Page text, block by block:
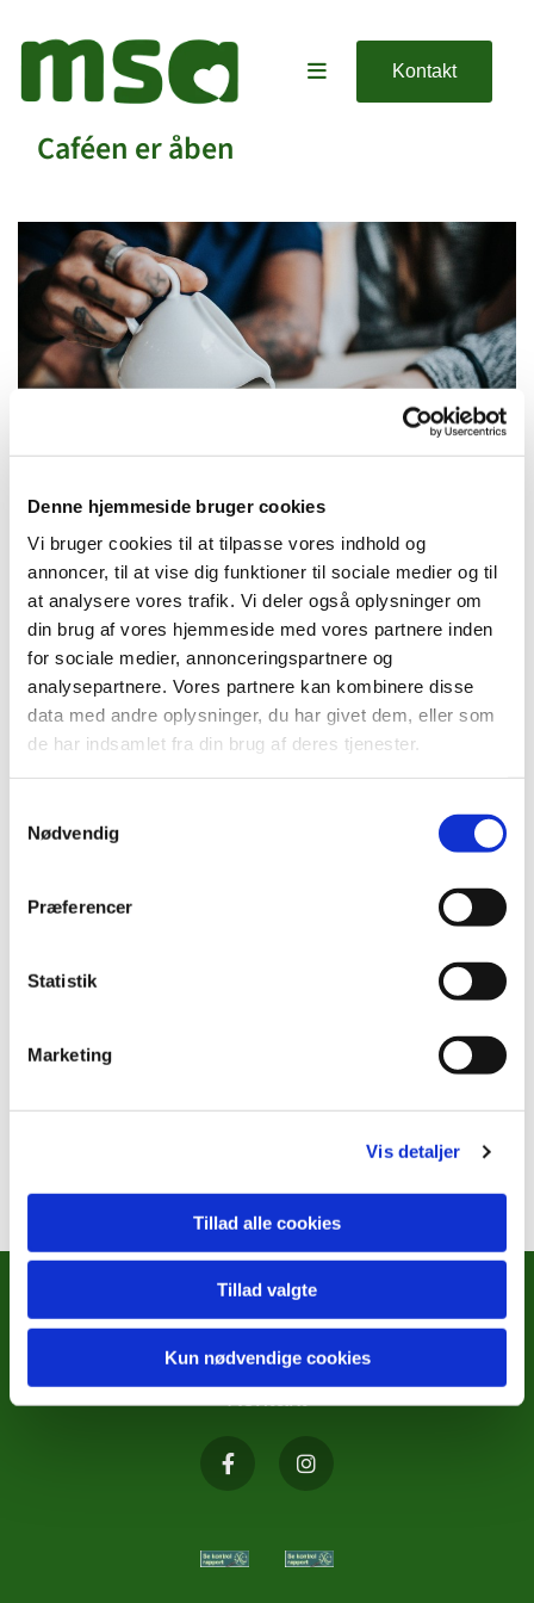
Denne hjemmeside bruger cookies
Vi bruger cookies til at tilpasse vores indhold og
annoncer, til at vise dig funktioner til sociale medier og til
at analysere vores trafik. Vi deler også oplysninger om
din brug af vores hjemmeside med vores partnere inden
for sociale medier, annonceringspartnere og
analysepartnere. Vores partnere kan kombinere disse
data med andre oplysninger, du har givet dem, eller som
de har indsamlet fra din brug af deres tjenester.
Nødvendig
Præferencer
Statistik
Marketing
Vis detaljer
Tillad alle cookies
Tillad valgte
Kun nødvendige cookies
Kontakt
Caféen er åben
Onsdag 19. august 2026, kl. 09:00 - 14:00
Cafe, Rigensgade 21, 1316 København K
METODISTKIRKENS SOCIALE
ARBEJDE
Kontakt